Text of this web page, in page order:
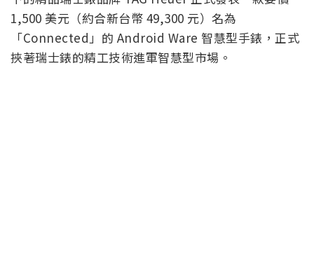
1,500 美元（約合新台幣 49,300 元）名為
「Connected」的 Android Ware 智慧型手錶，正式
挾著瑞士錶的精工技術進軍智慧型市場。